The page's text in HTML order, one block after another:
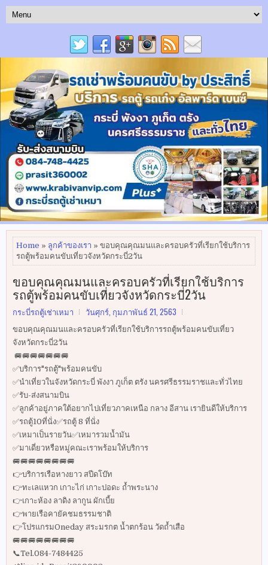
Home » ลูกค้าของเรา » ขอบคุณคุณมนและครอบครัวที่เรียกใช้บริการ
รถตู้พร้อมคนขับเที่ยวจังหวัดกระบี่2วัน
ขอบคุณคุณมนและครอบครัวที่เรียกใช้บริการ
รถตู้พร้อมคนขับเที่ยวจังหวัดกระบี่2วัน
กระบี่รถตู้เช่าเหมา วันศุกร์, กุมภาพันธ์ 21, 2563
ขอบคุณคุณมนและครอบครัวที่เรียกใช้บริการรถตู้พร้อมคนขับเที่ยว
จังหวัดกระบี่2วัน
🚐🚐🚐🚐🚐🚐🚐
✅บริการ"รถตู้"พร้อมคนขับ
✅นำเที่ยวในจังหวัดกระบี่ พังงา ภูเก็ต ตรัง นครศรีธรรมราชและทั่วไทย
✅รับ-ส่งสนามบิน
✅ลูกค้าอยู่ภาคใต้อยากไปเที่ยวภาคเหนือ กลาง อีสาน เรายินดีให้บริการ
✅รถตู้10ที่นั่ง✅รถตู้ 8 ที่นั่ง
✅เหมาเป็นรายวัน✅เหมารวมน้ำมัน
✅มาเดี่ยวหรือหมู่คณะเราพร้อมให้บริการ
🚐🚐🚐🚐🚐🚐🚐🚐
👉บริการเรือหางยาว สปีดโบ๊ท
👉ทะเลแหวก เกาะไก่ เกาะปอดะ ถ้ำพระนาง
👉เกาะห้อง ลาดิง ลากูน ผักเบี้ย
👉พายเรือคายัคชมธรรมชาติ
👉โปรแกรมOneday สระมรกต น้ำตกร้อน วัดถ้ำเสือ
🚐🚐🚐🚐🚐🚐🚐🚐
📞Tel.084-7484425